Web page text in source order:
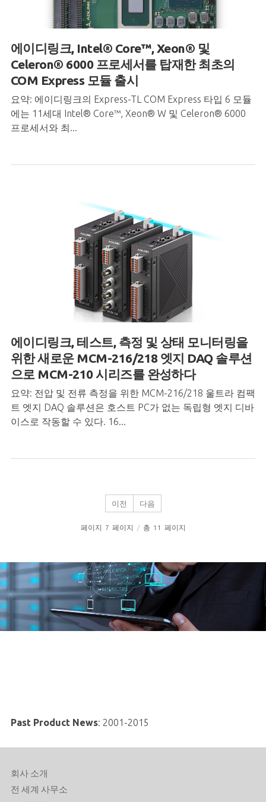
에이디링크, Intel® Core™, Xeon® 및
Celeron® 6000 프로세서를 탑재한최초의
COM Express 모듈 출시
요약: 에이디링크의 Express-TL COM Express 타입 6 모듈
에는 11세대 Intel® Core™, Xeon® W 및 Celeron® 6000
프로세서와 최...
에이디링크, 테스트, 측정 및 상태 모니터링을
위한 새로운 MCM-216/218 엣지 DAQ 솔루션
으로 MCM-210 시리즈를 완성하다
요약: 전압 및 전류 측정을 위한 MCM-216/218 울트라 컴팩
트 엣지 DAQ 솔루션은 호스트 PC가 없는 독립형 엣지 디바
이스로 작동할 수 있다. 16...
이전 다음
페이지 7 페이지 / 총 11 페이지
전 세계 사무소